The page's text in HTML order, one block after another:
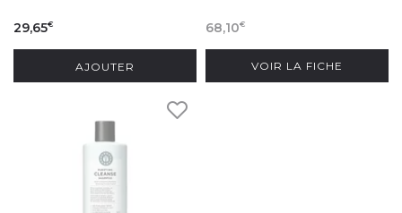
29,65€
AJOUTER
68,10€
VOIR LA FICHE